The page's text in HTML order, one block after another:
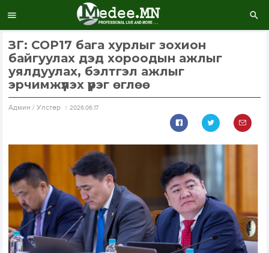
ЗГ: COP17 бага хурлыг зохион
байгуулах дэд хороодын ажлыг
уялдуулах, бэлтгэл ажлыг
эрчимжүүлэх үүрэг өглөө
Aдмин / Улстөр 2026.06.17